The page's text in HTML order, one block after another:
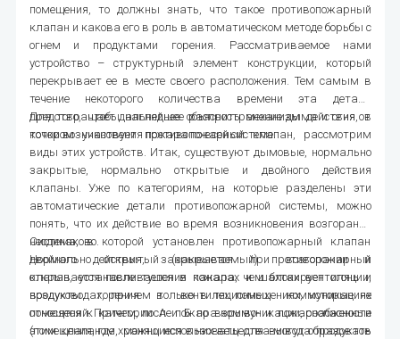
помещения, то должны знать, что такое противопожарный
клапан и какова его в роль в автоматическом методе борьбы с
огнем и продуктами горения. Рассматриваемое нами
устройство – структурный элемент конструкции, который
перекрывает ее в месте своего расположения. Тем самым в
течение некоторого количества времени эта деталь
предотвращает дальнейшее распространение дыма и огня от
точки возникновения пожара по всей системе.
Для того, чтобы нагляднее объяснить механизм действия, в
котором участвует противопожарный клапан, рассмотрим
виды этих устройств. Итак, существуют дымовые, нормально
закрытые, нормально открытые и двойного действия
клапаны. Уже по категориям, на которые разделены эти
автоматические детали противопожарной системы, можно
понять, что их действие во время возникновения возгорания
неодинаково.
Нормально открытый (закрываемый) противопожарный
клапан, устанавливается в каналах и шахтах вентиляции,
воздуховодах, причем только в тех помещениях, которые не
относятся к категории А и Б по взрыво- и пожароопасности
(помещения, где хранящиеся в них вещества могут образовать
Система, в которой установлен противопожарный клапан
двойного действия, закрывается при возгорании и
открывается после тушения пожара, чем блокирует огонь и
продукты горения в вентиляционных коммуникациях
помещений. Причем, после пожара коммуникации, снабженные
этим клапаном, можно использовать для вывода продуктов